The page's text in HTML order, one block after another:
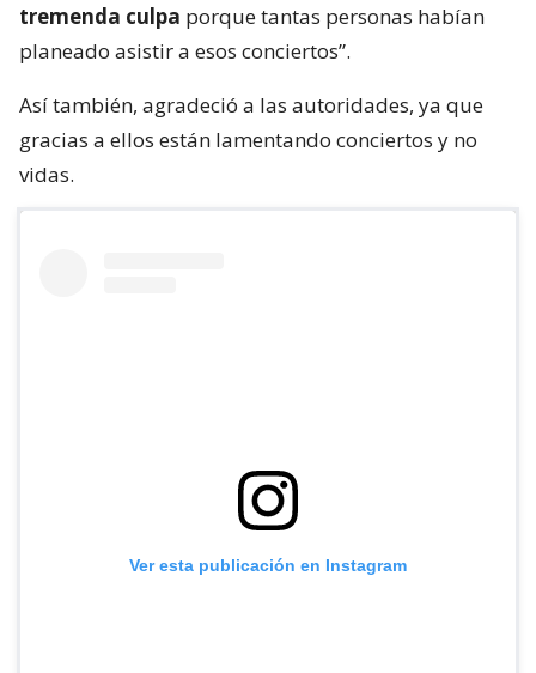
tremenda culpa porque tantas personas habían
planeado asistir a esos conciertos”.
Así también, agradeció a las autoridades, ya que
gracias a ellos están lamentando conciertos y no
vidas.
Ver esta publicación en Instagram